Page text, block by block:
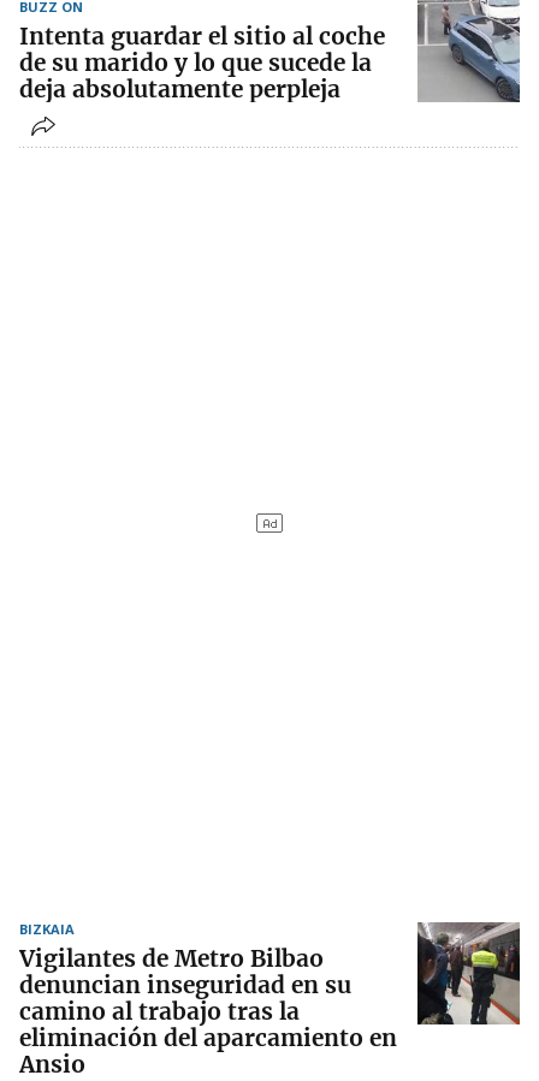
BUZZ ON
Intenta guardar el sitio al coche
de su marido y lo que sucede la
deja absolutamente perpleja
BIZKAIA
Vigilantes de Metro Bilbao
denuncian inseguridad en su
camino al trabajo tras la
eliminación del aparcamiento en
Ansio